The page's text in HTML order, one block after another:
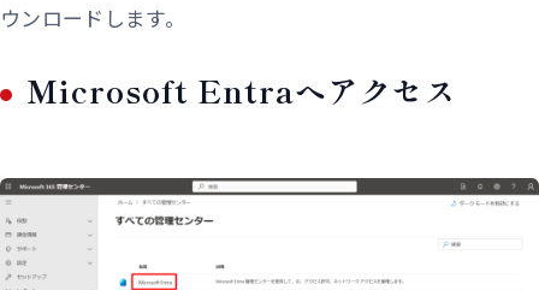
ウンロードします。
Microsoft Entraへアクセス